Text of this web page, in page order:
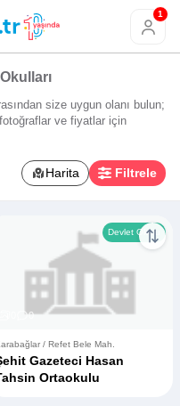
1
size uygun olanı bulun;
ve fiyatlar için
Harita Filtrele
0
Devlet Okulu
/ Refet Bele Mah.
Gazeteci Hasan
Ortaokulu